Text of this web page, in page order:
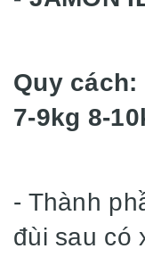
Quy
7-9kg 8-
- Thành
đùi sau có